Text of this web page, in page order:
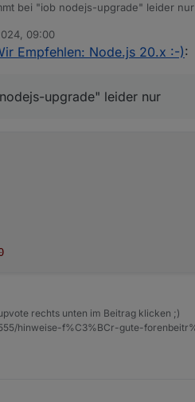
bei "iob nodejs-upgrade" leider
09:00
Empfehlen: Node.js 20.x :-):
upgrade" leider nur
rechts unten im Beitrag klicken ;)
hinweise-f%C3%BCr-gute-